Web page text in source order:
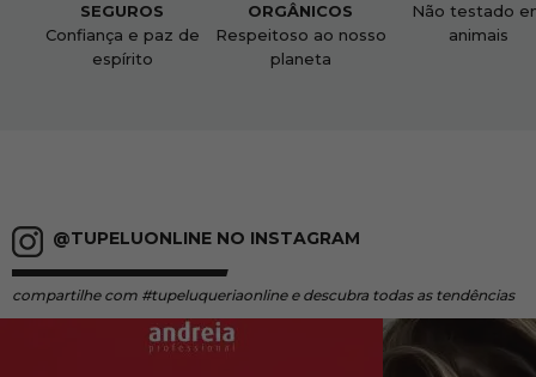
SEGUROS
Confiança e paz de
espírito
ORGÂNICOS
Respeitoso ao nosso
planeta
Não testado
animais
@TUPELUONLINE NO INSTAGRAM
compartilhe com #tupeluqueriaonline e descubra todas as tendências